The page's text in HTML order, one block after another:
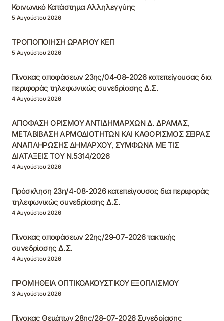
Κοινωνικό Κατάστημα Αλληλεγγύης
5 Αυγούστου 2026
ΤΡΟΠΟΠΟΙΗΣΗ ΩΡΑΡΙΟΥ ΚΕΠ
5 Αυγούστου 2026
Πίνακας αποφάσεων 23ης/04-08-2026 κατεπείγουσας δια
περιφοράς τηλεφωνικώς συνεδρίασης Δ.Σ.
4 Αυγούστου 2026
ΑΠΟΦΑΣΗ ΟΡΙΣΜΟΥ ΑΝΤΙΔΗΜΑΡΧΩΝ Δ. ΔΡΑΜΑΣ,
ΜΕΤΑΒΙΒΑΣΗ ΑΡΜΟΔΙΟΤΗΤΩΝ ΚΑΙ ΚΑΘΟΡΙΣΜΟΣ ΣΕΙΡΑΣ
ΑΝΑΠΛΗΡΩΣΗΣ ΔΗΜΑΡΧΟΥ, ΣΥΜΦΩΝΑ ΜΕ ΤΙΣ
ΔΙΑΤΑΞΕΙΣ ΤΟΥ Ν.5314/2026
4 Αυγούστου 2026
Πρόσκληση 23η/4-08-2026 κατεπείγουσας δια περιφοράς
τηλεφωνικώς συνεδρίασης Δ.Σ.
4 Αυγούστου 2026
Πίνακας αποφάσεων 22ης/29-07-2026 τακτικής
συνεδρίασης Δ.Σ.
4 Αυγούστου 2026
ΠΡΟΜΗΘΕΙΑ ΟΠΤΙΚΟΑΚΟΥΣΤΙΚΟΥ ΕΞΟΠΛΙΣΜΟΥ
3 Αυγούστου 2026
Πίνακας Θεμάτων 28ης/28-07-2026 Συνεδρίασης